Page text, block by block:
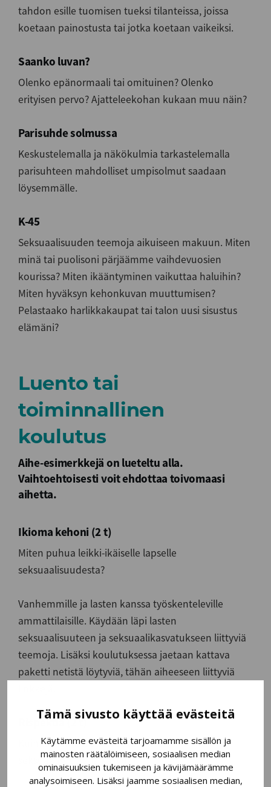
Tämä sivusto käyttää evästeitä
Käytämme evästeitä tarjoamamme sisällön ja
mainosten räätälöimiseen, sosiaalisen median
ominaisuuksien tukemiseen ja kävijämäärämme
analysoimiseen. Lisäksi jaamme sosiaalisen median,
tahdon esille tuomisen tueksi tilanteissa, joissa
koetaan painostusta tai jotka koetaan vaikeiksi.
Saanko luvan?
Olenko epänormaali tai omituinen? Olenko
erityisen pervo? Ajatteleekohan kukaan muu näin?
Parisuhde solmussa
Keskustelemalla ja näkökulmia tarkastelemalla
parisuhteen mahdolliset umpisolmut saadaan
löysemmälle.
K-45
Seksuaalisuuden teemoja aikuiseen makuun. Miten
minä tai puolisoni pärjäämme vaihdevuosien
kourissa? Miten ikääntyminen vaikuttaa haluihin?
Miten hyväksyn kehonkuvan muuttumisen?
Pelastaako harlikkakaupat tai talon uusi sisustus
elämäni?
Luento tai
toiminnallinen
koulutus
Aihe-esimerkkejä on lueteltu alla.
Vaihtoehtoisesti voit ehdottaa toivomaasi
aihetta.
Ikioma kehoni (2 t)
Miten puhua leikki-ikäiselle lapselle
seksuaalisuudesta?
Vanhemmille ja lasten kanssa työskenteleville
ammattilaisille. Käydään läpi lasten
seksuaalisuuteen ja seksuaalikasvatukseen liittyviä
teemoja. Lisäksi koulutuksessa jaetaan kattava
paketti netistä löytyviä, tähän aiheeseen liittyviä
Rispektiä (2 t)
Kuinka tunnistat ja tuet teini-ikäisen
seksuaalisuutta ja kasvua?